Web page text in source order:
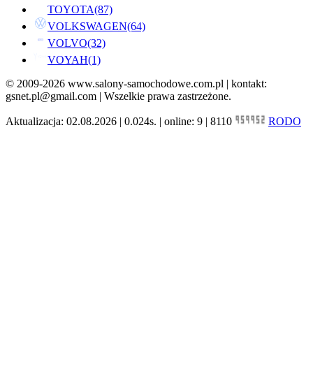
TOYOTA(87)
VOLKSWAGEN(64)
VOLVO(32)
VOYAH(1)
© 2009-2026 www.salony-samochodowe.com.pl | kontakt:
gsnet.pl@gmail.com | Wszelkie prawa zastrzeżone.
Aktualizacja: 02.08.2026 | 0.024s. | online: 9 | 8110 RODO